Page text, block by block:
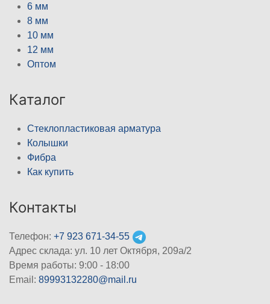
6 мм
8 мм
10 мм
12 мм
Оптом
Каталог
Стеклопластиковая арматура
Колышки
Фибра
Как купить
Контакты
Телефон: +7 923 671-34-55
Адрес склада: ул. 10 лет Октября, 209а/2
Время работы: 9:00 - 18:00
Email: 89993132280@mail.ru